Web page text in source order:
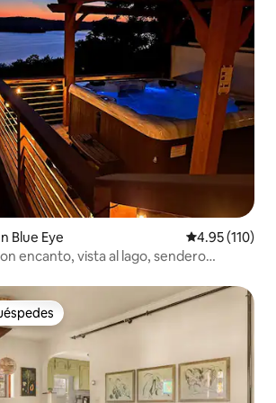
Blue Eye Calificación
4.95 (110)
encanto, vista al lago, sendero